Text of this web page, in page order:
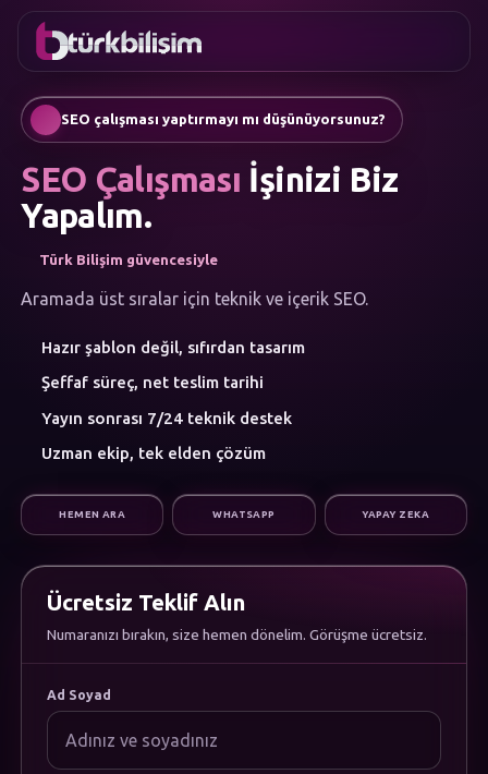
FAVORILER
Mobil Uygulama
AI Chatbot & Müşteri Asistanları
Sosyal Medya Yönetimi
Google Ads & Performans Pazarlaması
E-Ticaret
Yapay Zeka
Atölye
KATEGORILERI
Web Yazılım
Mobil Uygulama
Dijital Pazarlama
Hakkımızda
Kariyer
Dökümanlar
Uygulamamızı İndirin
Gizlilik Politikası
Çerez Politikası
Kullanım Koşulları
İletişim
0216
755 3
555 SEO çalışması yaptırmayı mı düşünüyorsunuz?
SEO Çalışması İşinizi Biz
Yapalım.
Türk Bilişim güvencesiyle
Aramada üst sıralar için teknik ve içerik SEO.
Hazır şablon değil, sıfırdan tasarım
Şeffaf süreç, net teslim tarihi
Yayın sonrası 7/24 teknik destek
Uzman ekip, tek elden çözüm
HEMEN ARA WHATSAPP YAPAY ZEKA
Ücretsiz Teklif Alın
Numaranızı bırakın, size hemen dönelim. Görüşme ücretsiz.
Ad Soyad